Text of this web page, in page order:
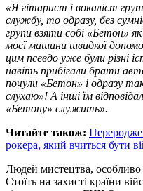
«Я гітарист і вокаліст
службу, то одразу, без
групи взяти собі «Бетон»
моєї машини швидкої
цим псевдо уже були різні
навіть прибігали брати
почули «Бетон» і одразу
слухаю»! А інші їм
«Бетону» служить».
Читайте також:
рокера, який вчиться бути
Людей мистецтва, особливо
Стоїть на захисті країни